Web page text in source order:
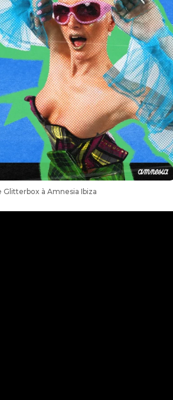
à Amnesia Ibiza